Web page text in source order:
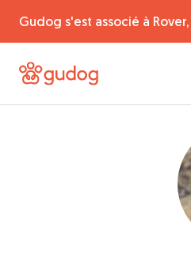
Gudog s'est associé à Rover,